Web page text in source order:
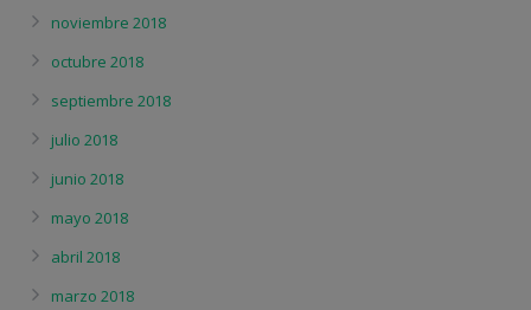
noviembre 2018
octubre 2018
septiembre 2018
julio 2018
junio 2018
mayo 2018
abril 2018
marzo 2018